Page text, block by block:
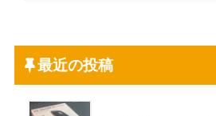
最近の投稿